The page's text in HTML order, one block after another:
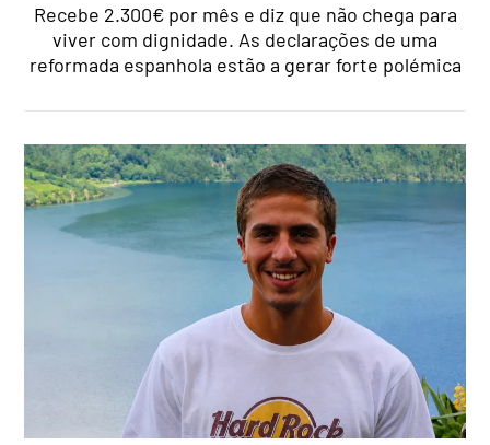
Recebe 2.300€ por mês e diz que não chega para
viver com dignidade. As declarações de uma
reformada espanhola estão a gerar forte polémica